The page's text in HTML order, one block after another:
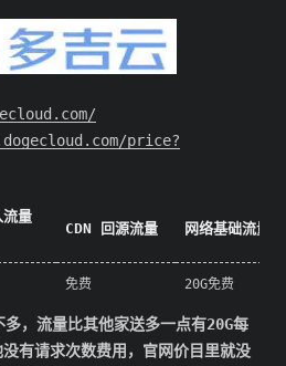
price?
流量
CDN 回源流量 网络基础流量
免费 20G免费
，流量比其他家送多一点有20G每
有请求次数费用，官网价目里就没